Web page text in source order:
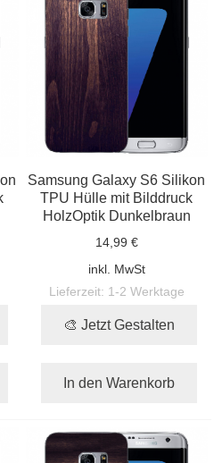
Samsung Galaxy S6 Silikon
TPU Hülle mit Bilddruck
HolzOptik Dunkelbraun
14,99 €
inkl. MwSt
Lieferzeit: 1-2 Werktage
🎨 Jetzt Gestalten
In den Warenkorb